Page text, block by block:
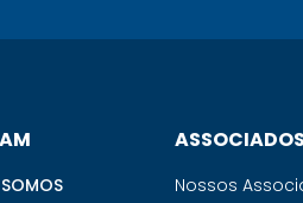
ASSOCIADOS
Nossos